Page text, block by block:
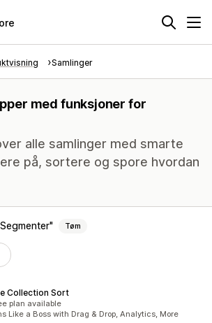
Samlinger
med funksjoner for
alle samlinger med smarte
på, sortere og spore hvordan
Segmenter Tøm
Collection Sort
plan available
Like a Boss with Drag & Drop, Analytics, More